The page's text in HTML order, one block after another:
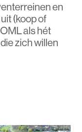
en
(koop of
als hét
zich willen